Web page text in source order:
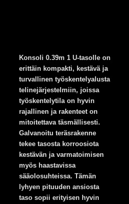
Konsoli 0.39m 1 U-tasolle on
erittäin kompakti, kestävä ja
turvallinen työskentelyalusta
telinejärjestelmiin, joissa
työskentelytila on hyvin
rajallinen ja rakenteet on
mitoitettava täsmällisesti.
Galvanoitu teräsrakenne
tekee tasosta korroosiota
kestävän ja varmatoimisen
myös haastavissa
sääolosuhteissa. Tämän
lyhyen pituuden ansiosta
taso sopii erityisen hyvin